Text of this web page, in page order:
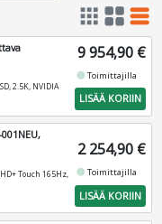
apps grid_view table_rows
2.5K, NVIDIA
9 954,90 €
fiber_manual_recordToimittajilla
LISÄÄ KORIIN
Touch 165Hz,
2 254,90 €
fiber_manual_recordToimittajilla
LISÄÄ KORIIN